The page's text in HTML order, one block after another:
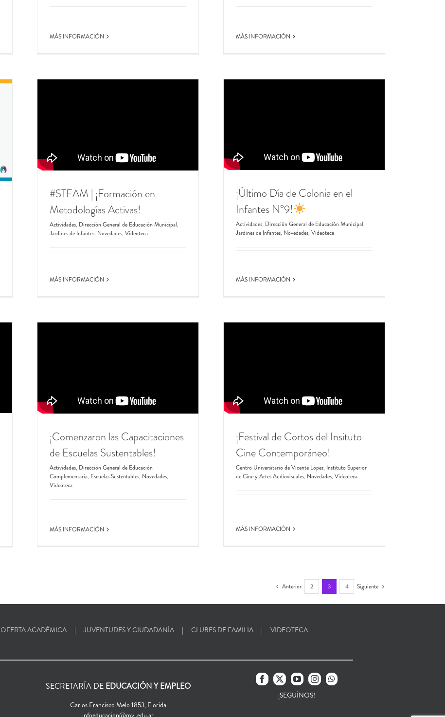
MÁS INFORMACIÓN MÁS INFORMACIÓN
#STEAM | ¡Formación en
Metodologías Activas!
Actividades, Dirección General de Educación Municipal,
Jardines de Infantes, Novedades, Videoteca
MÁS INFORMACIÓN
¡Último Día de Colonia en el
Infantes N°9!
Actividades, Dirección General de Educación Municipal,
Jardines de Infantes, Novedades, Videoteca
MÁS INFORMACIÓN
¡Comenzaron las Capacitaciones
de Escuelas Sustentables!
Actividades, Dirección General de Educación
Complementaria, Escuelas Sustentables, Novedades,
Videoteca
MÁS INFORMACIÓN
¡Festival de Cortos del Insituto
Cine Contemporáneo!
Centro Universitario de Vicente López, Instituto Superior
de Cine y Artes Audiovisuales, Novedades, Videoteca
MÁS INFORMACIÓN
Anterior 2 3 4 Siguiente
OFERTA ACADÉMICA JUVENTUDES Y CIUDADANÍA CLUBES DE FAMILIA VIDEOTECA
SECRETARÍA DE EDUCACIÓN Y EMPLEO
Carlos Francisco Melo 1853, Florida
infoeducacion@mvl.edu.ar
¡SEGUÍNOS!